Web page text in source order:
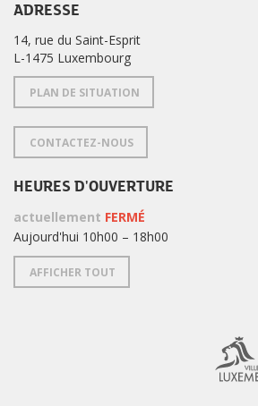
ADRESSE
14, rue du Saint-Esprit
L-1475 Luxembourg
PLAN DE SITUATION
CONTACTEZ-NOUS
HEURES D'OUVERTURE
actuellement FERMÉ
Aujourd'hui 10h00 – 18h00
AFFICHER TOUT